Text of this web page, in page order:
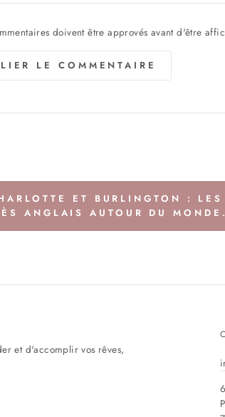
doivent être approvés avant d'être
LE COMMENTAIRE
ET BURLINGTON :
ANGLAIS AUTOUR DU
et d'accomplir vos rêves,